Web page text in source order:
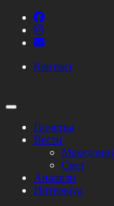
Контакт
Почетна
Вести
Свет
Анализи
Интервјуа